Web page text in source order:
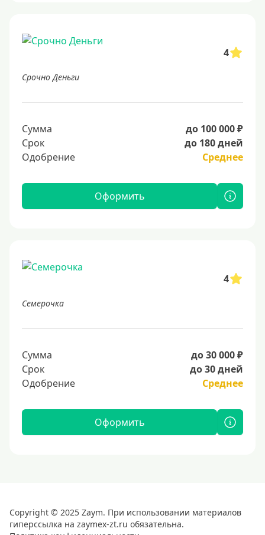
4
Срочно Деньги
Сумма
до 100 000 ₽
Срок
до 180 дней
Одобрение
Среднее
Оформить
4
Семерочка
Сумма
до 30 000 ₽
Срок
до 30 дней
Одобрение
Среднее
Оформить
Copyright © 2025 Zaym. При использовании материалов
гиперссылка на zaymex-zt.ru обязательна.